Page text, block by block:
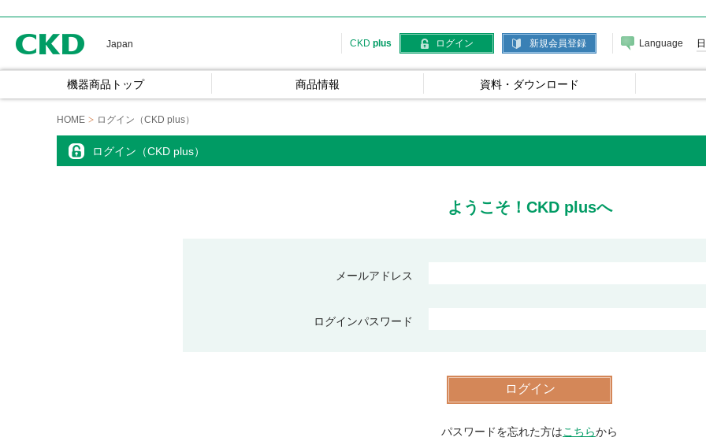
Japan CKD plus ログイン 新規会員登録 Language
機器商品トップ 商品情報 資料・ダウンロード
HOME ログイン（CKD plus）
ログイン（CKD plus）
ようこそ！CKD plusへ
メールアドレス
ログインパスワード
パスワードを忘れた方はこちらから